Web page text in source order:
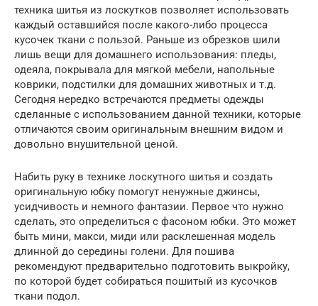
техника шитья из лоскутков позволяет использовать
каждый оставшийся после какого-либо процесса
кусочек ткани с пользой. Раньше из обрезков шили
лишь вещи для домашнего использования: пледы,
одеяла, покрывала для мягкой мебели, напольные
коврики, подстилки для домашних животных и т.д.
Сегодня нередко встречаются предметы одежды
сделанные с использованием данной техники, которые
отличаются своим оригинальным внешним видом и
довольно внушительной ценой.
Набить руку в технике лоскутного шитья и создать
оригинальную юбку помогут ненужные джинсы,
усидчивость и немного фантазии. Первое что нужно
сделать, это определиться с фасоном юбки. Это может
быть мини, макси, миди или расклешенная модель
длинной до середины голени. Для пошива
рекомендуют предварительно подготовить выкройку,
по которой будет собираться пошитый из кусочков
ткани подол.